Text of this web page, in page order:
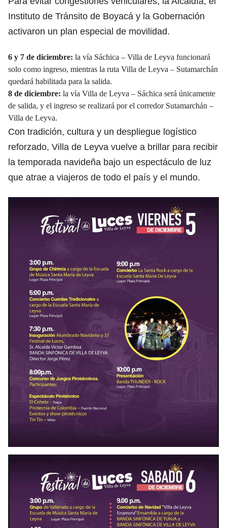
Instituto de Tránsito de Boyacá y la Gobernación
activaron un plan especial de movilidad.
6 y 7 de diciembre: la vía Sáchica – Villa de Leyva funcionará
solo como ingreso, mientras la ruta Villa de Leyva – Sutamarchán
quedará habilitada para la salida.
8 de diciembre: la vía Villa de Leyva – Sáchica será únicamente
de salida, y el ingreso se realizará por el corredor Sutamarchán –
Villa de Leyva.
Con tradición, cultura y un despliegue logístico
reforzado, Villa de Leyva vuelve a brillar para recibir
la temporada navideña bajo un espectáculo de luz
que atrae a viajeros de todo el país y el mundo.